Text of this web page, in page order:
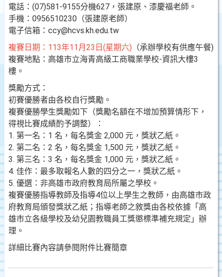
電話：(07)581-9155分機627，張建原、漆慶福老師。
手機：0956510230（張建原老師）
電子信箱：ccy@hcvs.kh.edu.tw
複賽日期：113年11月23日(星期六) （承辦學校有供應午餐)
複賽地點：高雄市立海青高級工商職業學校-資訊大樓3
樓。
獎勵方式：
初賽優勝者由各校自行獎勵。
複賽優勝學生獎勵如下（獎勵名額在不增加預算情形下，
得視比賽成績酌予調整）：
1. 第一名：1 名，每名獎金 2,000 元，獎狀乙紙。
2. 第二名：2 名，每名獎金 1,500 元，獎狀乙紙。
3. 第三名：3 名，每名獎金 1,000 元，獎狀乙紙。
4. 佳作：最多取報名人數的四分之一，獎狀乙紙。
5. 優選：非高雄市政府教育局所屬之學校。
複賽優勝指導教師及指導4位以上學生之教師，由高雄市政
府教育局頒發獎狀乙紙；指導老師之敘獎由各校依據「高
雄市立各級學校及幼兒園教職員工獎懲標準補充規定」辦
理。
詳細比賽內容請參閱附件比賽簡章